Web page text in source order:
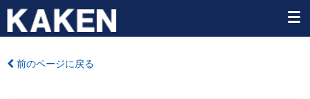
前のページに戻る